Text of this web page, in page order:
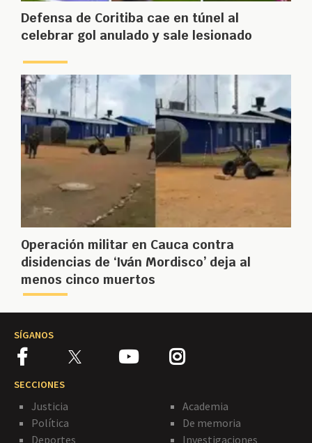
Defensa de Coritiba cae en túnel al
celebrar gol anulado y sale lesionado
Operación militar en Cauca contra
disidencias de ‘Iván Mordisco’ deja al
menos cinco muertos
SÍGANOS
SECCIONES
Justicia
Política
Deportes
Academia
De memoria
Investigaciones